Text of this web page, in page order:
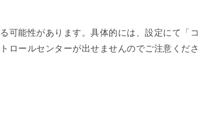
可能性があります。具体的には、設定にて「コ
ロールセンターが出せませんのでご注意くださ